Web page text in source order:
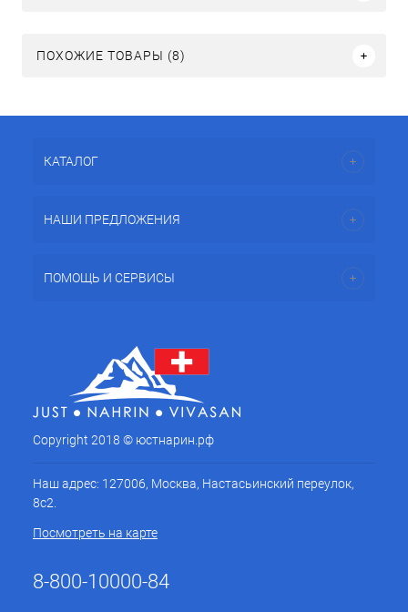
ПОХОЖИЕ ТОВАРЫ (8)
КАТАЛОГ
НАШИ ПРЕДЛОЖЕНИЯ
ПОМОЩЬ И СЕРВИСЫ
Copyright 2018 © юстнарин.рф
Наш адрес: 127006, Москва, Настасьинский переулок,
8с2.
Посмотреть на карте
8-800-10000-84